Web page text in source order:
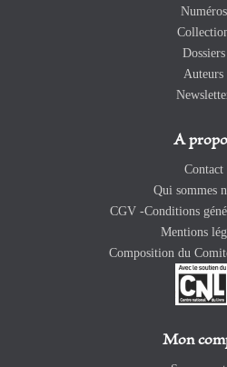
Numéros
Dossiers
Auteurs
A
Contact
Qui sommes
CGV -Conditions
Mentions
Composition du
Mon